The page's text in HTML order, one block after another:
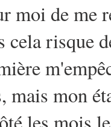
moi de me
risque
mais mon